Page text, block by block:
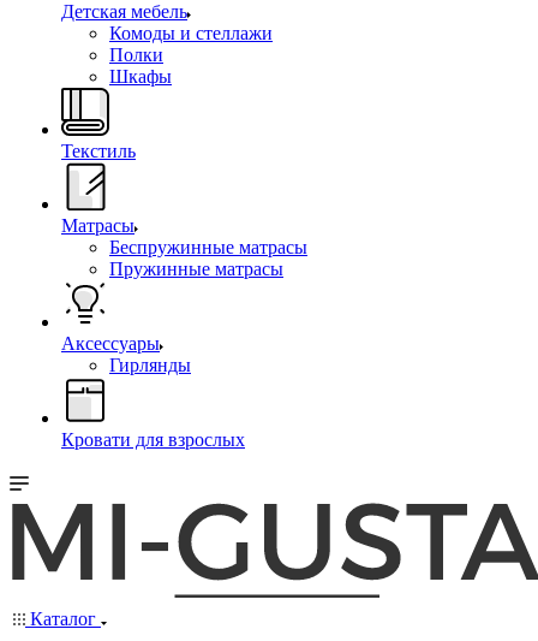
Детская мебель
Комоды и стеллажи
Полки
Шкафы
Текстиль
Матрасы
Беспружинные матрасы
Пружинные матрасы
Аксессуары
Гирлянды
Кровати для взрослых
Каталог